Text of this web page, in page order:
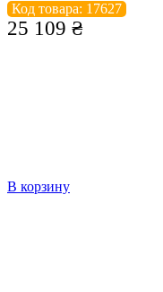
Код товара: 17627
25 109 ₴
В корзину